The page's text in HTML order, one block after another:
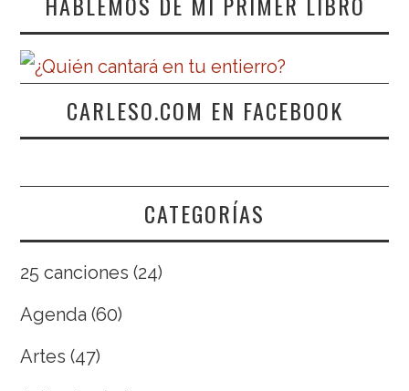
CARLESO.COM EN FACEBOOK
CATEGORÍAS
25 canciones (24)
Agenda (60)
Artes (47)